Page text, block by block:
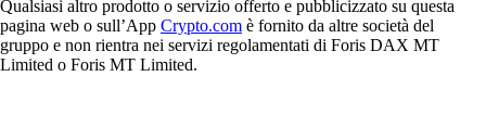
Qualsiasi altro prodotto o servizio offerto e pubblicizzato su questa
pagina web o sull’App Crypto.com è fornito da altre società del
gruppo e non rientra nei servizi regolamentati di Foris DAX MT
Limited o Foris MT Limited.